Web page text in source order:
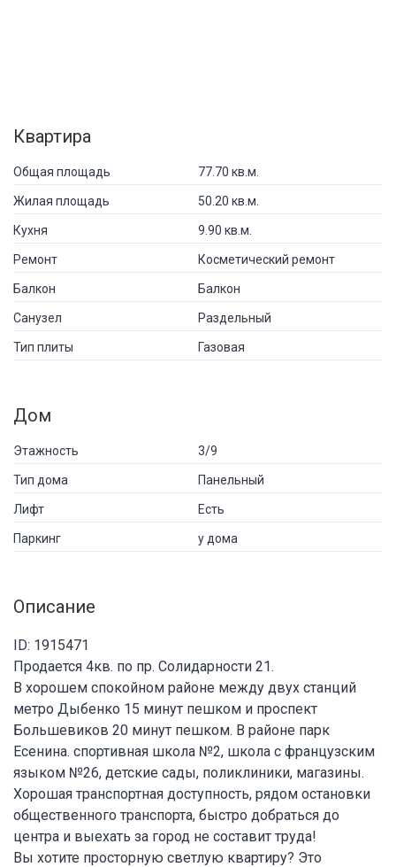
Квартира
Общая площадь 77.70 кв.м.
Жилая площадь 50.20 кв.м.
Кухня 9.90 кв.м.
Ремонт Косметический ремонт
Балкон Балкон
Санузел Раздельный
Тип плиты Газовая
Дом
Этажность 3/9
Тип дома Панельный
Лифт Есть
Паркинг у дома
Описание
ID: 1915471
Продается 4кв. по пр. Солидарности 21.
В хорошем спокойном районе между двух станций
метро Дыбенко 15 минут пешком и проспект
Большевиков 20 минут пешком. В районе парк
Есенина. спортивная школа №2, школа с французским
языком №26, детские сады, поликлиники, магазины.
Хорошая транспортная доступность, рядом остановки
общественного транспорта, быстро добраться до
центра и выехать за город не составит труда!
Вы хотите просторную светлую квартиру? Это